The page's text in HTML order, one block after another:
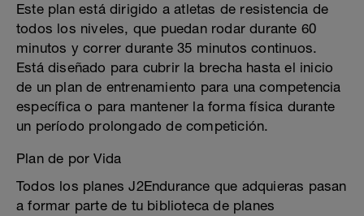
Este plan está dirigido a atletas de resistencia de
todos los niveles, que puedan rodar durante 60
minutos y correr durante 35 minutos continuos.
Está diseñado para cubrir la brecha hasta el inicio
de un plan de entrenamiento para una competencia
específica o para mantener la forma física durante
un período prolongado de competición.
Plan de por Vida
Todos los planes J2Endurance que adquieras pasan
a formar parte de tu biblioteca de planes